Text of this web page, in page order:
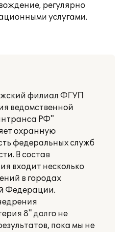
регулярно
услугами.
филиал ФГУП
ведомственной
РФ"
охранную
федеральных служб
В состав
входит несколько
в городах
Федерации.
8" долго не
пока мы не